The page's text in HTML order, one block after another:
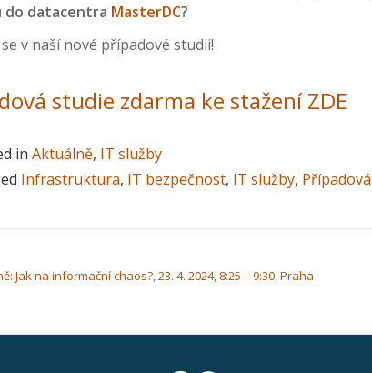
do datacentra MasterDC?
v naší nové případové studii!
studie zdarma ke stažení ZDE
in Aktuálně, IT služby
Infrastruktura, IT bezpečnost, IT služby,
Jak na informační chaos?, 23. 4. 2024, 8:25 – 9:30, Praha